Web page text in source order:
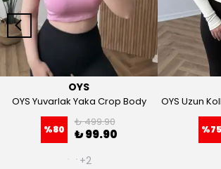
OYS
OYS Yuvarlak Yaka Crop Body
%80
₺ 499.90
₺ 99.90
+2
OYS Uzun
%75